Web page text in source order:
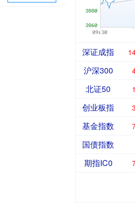
深证成指
沪深300
北证50
创业板指
基金指数
国债指数
期指IC0